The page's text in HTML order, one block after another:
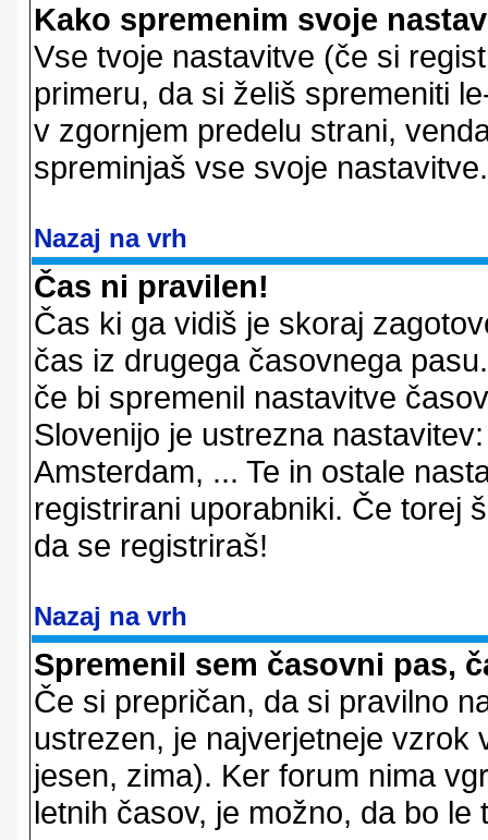
Kako spremenim svoje
Vse tvoje nastavitve (če si
primeru, da si želiš spremeniti
v zgornjem predelu strani,
spreminjaš vse svoje nastavitve.
Nazaj na vrh
Čas ni pravilen!
Čas ki ga vidiš je skoraj
čas iz drugega časovnega
če bi spremenil nastavitve
Slovenijo je ustrezna
Amsterdam, ... Te in ostale
registrirani uporabniki. Če torej
da se registriraš!
Nazaj na vrh
Spremenil sem časovni pas,
Če si prepričan, da si pravilno
ustrezen, je najverjetneje vzrok
jesen, zima). Ker forum nima
letnih časov, je možno, da bo le